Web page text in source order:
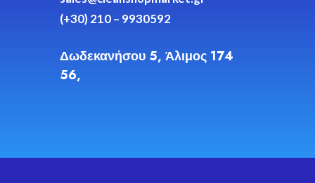
(+30) 210 – 9930592
Δωδεκανήσου 5, Άλιμος 174
56,